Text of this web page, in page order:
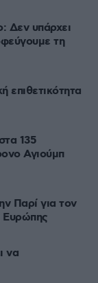
Δεν υπάρχει
τη
επιθετικότητα
135
Αγιούμπ
Παρί για τον
Ευρώπης
να